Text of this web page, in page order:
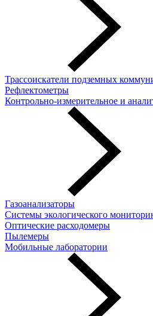
Трассоискатели подземных
Рефлектометры
Контрольно-измерительное и
Газоанализаторы
Системы экологического
Оптические расходомеры
Пылемеры
Мобильные лаборатории